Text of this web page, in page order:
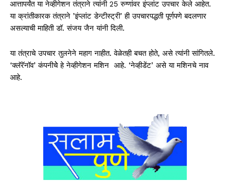
आत्तापर्यंत या नेव्हीगेशन तंत्राने त्यांनी 25 रुग्णांवर इंप्लांट उपचार केले आहेत.
या क्रांतीकारक तंत्राने ’इंप्लांट डेन्टीस्ट्री’ ही उपचारपद्धती पूर्णपणे बदलणार
असल्याची माहिती डॉ. संजय जैन यांनी दिली.
या तंत्राचे उपचार तुलनेने महाग नाहीत. वेळेतही बचत होते, असे त्यांनी सांगितले.
‘क्लॅरॅनॉव’ कंपनीचेे हे नेव्हीगेशन मशिन आहे. ‘नेव्हीडेंट’ असे या मशिनचे नाव
आहे.